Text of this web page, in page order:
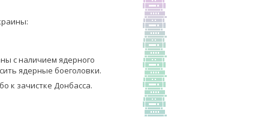
с наличием ядерного
ядерные боеголовки.
к зачистке Донбасса.